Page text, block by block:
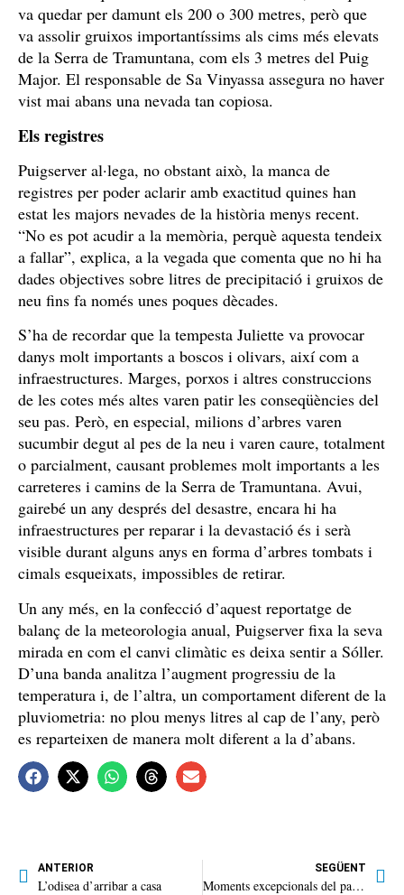
va quedar per damunt els 200 o 300 metres, però que
va assolir gruixos importantíssims als cims més elevats
de la Serra de Tramuntana, com els 3 metres del Puig
Major. El responsable de Sa Vinyassa assegura no haver
vist mai abans una nevada tan copiosa.
Els registres
Puigserver al·lega, no obstant això, la manca de
registres per poder aclarir amb exactitud quines han
estat les majors nevades de la història menys recent.
“No es pot acudir a la memòria, perquè aquesta tendeix
a fallar”, explica, a la vegada que comenta que no hi ha
dades objectives sobre litres de precipitació i gruixos de
neu fins fa només unes poques dècades.
S’ha de recordar que la tempesta Juliette va provocar
danys molt importants a boscos i olivars, així com a
infraestructures. Marges, porxos i altres construccions
de les cotes més altes varen patir les conseqüències del
seu pas. Però, en especial, milions d’arbres varen
sucumbir degut al pes de la neu i varen caure, totalment
o parcialment, causant problemes molt importants a les
carreteres i camins de la Serra de Tramuntana. Avui,
gairebé un any després del desastre, encara hi ha
infraestructures per reparar i la devastació és i serà
visible durant alguns anys en forma d’arbres tombats i
cimals esqueixats, impossibles de retirar.
Un any més, en la confecció d’aquest reportatge de
balanç de la meteorologia anual, Puigserver fixa la seva
mirada en com el canvi climàtic es deixa sentir a Sóller.
D’una banda analitza l’augment progressiu de la
temperatura i, de l’altra, un comportament diferent de la
pluviometria: no plou menys litres al cap de l’any, però
es reparteixen de manera molt diferent a la d’abans.
ANTERIOR
L’odisea d’arribar a casa
SEGÜENT
Moments excepcionals del passat